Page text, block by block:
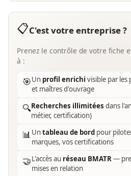
📋C'est votre entreprise ?
Prenez le contrôle de votre fiche
à :
🎯Un profil enrichi visible par les
et maîtres d'ouvrage
🔍Recherches illimitées dans
métier, certification)
📊Untableau de bord pour
marques, vos certifications
🤝L'accès au réseau BMATR—
mises en relation